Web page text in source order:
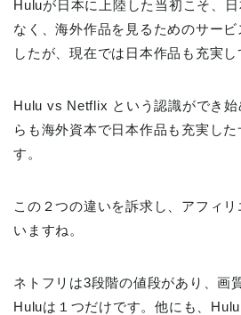
Huluが日本に上陸した当初こそ、
なく、海外作品を見るためのサー
したが、現在では日本作品も充実し
Hulu vs Netflix という認識ができ始
らも海外資本で日本作品も充実し
す。
この２つの違いを訴求し、アフィ
いますね。
ネトフリは3段階の値段があり、画
Huluは１つだけです。他にも、